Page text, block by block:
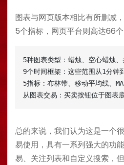
图表与网页版本相比有所删减
5个指标，网页平台则高达66个
5种图表类型：蜡烛、空心蜡烛
9个时间框架：这些范围从1分钟
5指标：布林带、移动平均线、
从图表交易：买卖按钮位于图表
总的来说，我们认为这是一个
易使用，具有一系列强大的功
易、关注列表和自定义搜索，